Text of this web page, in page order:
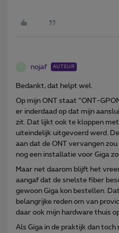
nojaf AUTEUR
Bedankt, dat helpt wel.
Op mijn ONT staat “ONT-
er inderdaad op dat mijn
zit. Dat lijkt ook te kloppen
uiteindelijk uitgevoerd werd.
aan dat de ONT vervangen
nog een installatie voor Giga
Maar net daarom blijft het
aangaf dat de snelste fiber
gewoon Giga kon bestellen.
belangrijke reden om van
daar ook mijn hardware thuis
Als Giga in de praktijk dan